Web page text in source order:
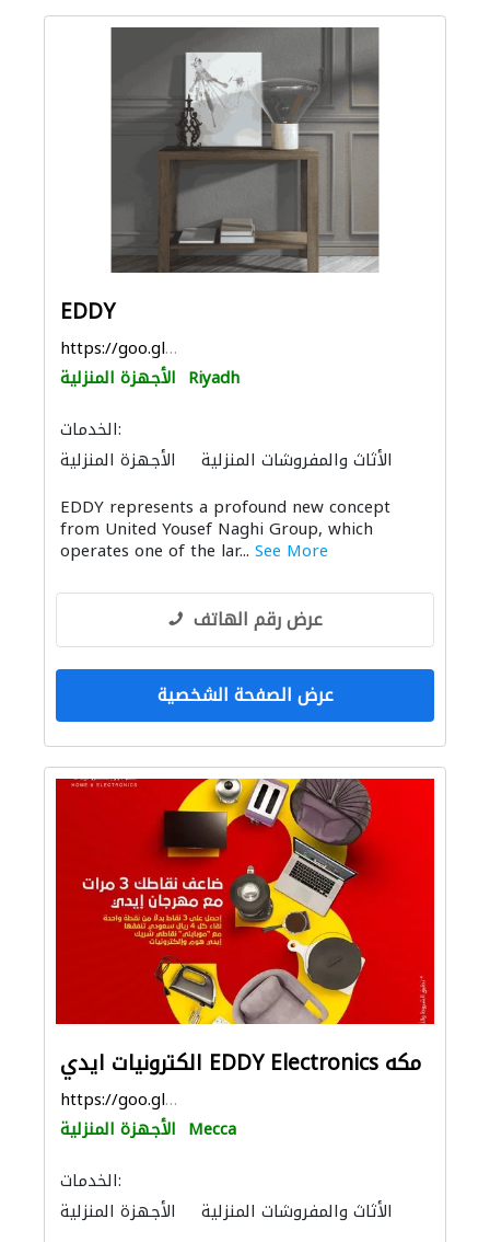
EDDY
https://goo.gl/maps/zVuvNoSJ8xTHVMVH8
الأجهزة المنزلية Riyadh
الخدمات:
الأجهزة المنزلية
الأثاث والمفروشات المنزلية
EDDY represents a profound new concept
from United Yousef Naghi Group, which
operates one of the lar... See More
عرض رقم الهاتف
عرض الصفحة الشخصية
الكترونيات ايدي EDDY Electronics مكه
https://goo.gl/maps/r2DSZcfsQrrNpMDm6
الأجهزة المنزلية Mecca
الخدمات:
الأجهزة المنزلية
الأثاث والمفروشات المنزلية